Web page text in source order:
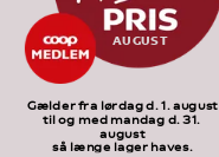
AUGUST
Gælder fra lørdag d. 1. august
til og med mandag d. 31.
august
så længe lager haves.